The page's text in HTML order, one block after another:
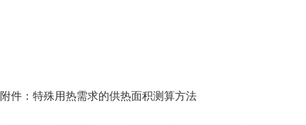
附件：特殊用热需求的供热面积测算方法